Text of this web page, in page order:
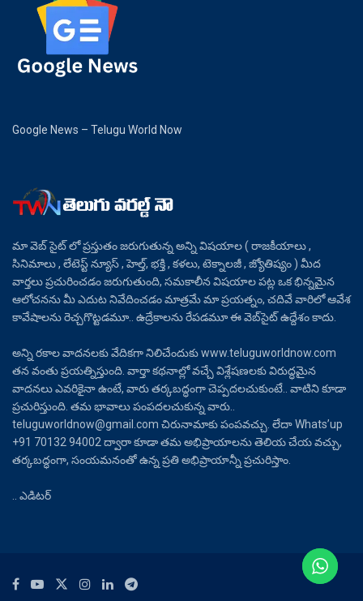
Google News – Telugu World Now
మా వెబ్ సైట్ లో ప్రస్తుతం జరుగుతున్న అన్ని విషయాల ( రాజకీయాలు ,
సినిమాలు , లేటెస్ట్ న్యూస్ , హెల్త్, భక్తి , కళలు, టెక్నాలజీ , జ్యోతిష్యం ) మీద
వార్తలు ప్రచురించడం జరుగుతుంది, సమకాలీన విషయాల పట్ల ఒక భిన్నమైన
ఆలోచనను మీ ఎదుట నివేదించడం మాత్రమే మా ప్రయత్నం, చదివే వారిలో ఆవేశ
కావేషాలను రెచ్చగొట్టడమూ.. ఉద్రేకాలను రేపడమూ ఈ వెబ్‌సైట్ ఉద్దేశం కాదు.
అన్ని రకాల వాదనలకు వేదికగా నిలిచేందుకు www.teluguworldnow.com
తన వంతు ప్రయత్నిస్తుంది. వార్తా కథనాల్లో వచ్చే విశ్లేషణలకు విరుద్ధమైన
వాదనలు ఎవరికైనా ఉంటే, వారు తర్కబద్ధంగా చెప్పదలచుకుంటే.. వాటిని కూడా
ప్రచురిస్తుంది. తమ భావాలు పంపదలచుకున్న వారు..
teluguworldnow@gmail.com చిరునామాకు పంపవచ్చు. లేదా Whats’up
+91 70132 94002 ద్వారా కూడా తమ అభిప్రాయాలను తెలియ చేయ వచ్చు,
తర్కబద్ధంగా, సంయమనంతో ఉన్న ప్రతి అభిప్రాయాన్నీ ప్రచురిస్తాం.
.. ఎడిటర్